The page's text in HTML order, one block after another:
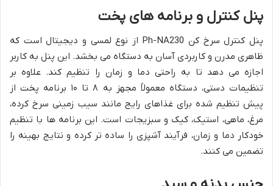
پنل کنترل و برنامه های پخت
پنل کنترل سرخ کن Ph-NA230 از نوع لمسی و دیجیتال است که
ظاهری مدرن و کاربردی آسان به دستگاه می بخشد. این پنل به کاربر
اجازه می دهد تا به راحتی دما و زمان را تنظیم کند. علاوه بر
تنظیمات دستی، دستگاه معمولاً مجهز به ۸ تا ۱۰ برنامه پخت از
پیش تنظیم شده برای غذاهای رایج مانند سیب زمینی سرخ کرده،
مرغ، ماهی، استیک، کیک و سبزیجات است. این برنامه ها با تنظیم
خودکار دما و زمان، فرآیند آشپزی را ساده تر کرده و نتایج بهینه را
تضمین می کنند.